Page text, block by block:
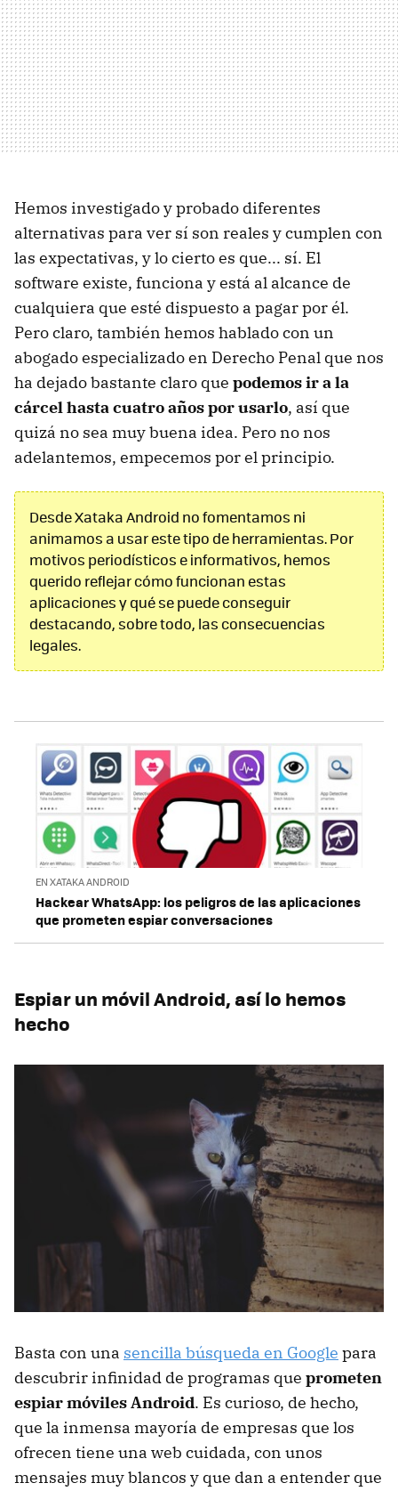
Hemos investigado y probado diferentes
alternativas para ver sí son reales y cumplen con
las expectativas, y lo cierto es que... sí. El
software existe, funciona y está al alcance de
cualquiera que esté dispuesto a pagar por él.
Pero claro, también hemos hablado con un
abogado especializado en Derecho Penal que nos
ha dejado bastante claro que podemos ir a la
cárcel hasta cuatro años por usarlo, así que
quizá no sea muy buena idea. Pero no nos
adelantemos, empecemos por el principio.
Desde Xataka Android no fomentamos ni
animamos a usar este tipo de herramientas. Por
motivos periodísticos e informativos, hemos
querido reflejar cómo funcionan estas
aplicaciones y qué se puede conseguir
destacando, sobre todo, las consecuencias
legales.
EN XATAKA ANDROID
Hackear WhatsApp: los peligros de las aplicaciones
que prometen espiar conversaciones
Espiar un móvil Android, así lo hemos
hecho
Basta con una sencilla búsqueda en Google para
descubrir infinidad de programas que prometen
espiar móviles Android. Es curioso, de hecho,
que la inmensa mayoría de empresas que los
ofrecen tiene una web cuidada, con unos
mensajes muy blancos y que dan a entender que